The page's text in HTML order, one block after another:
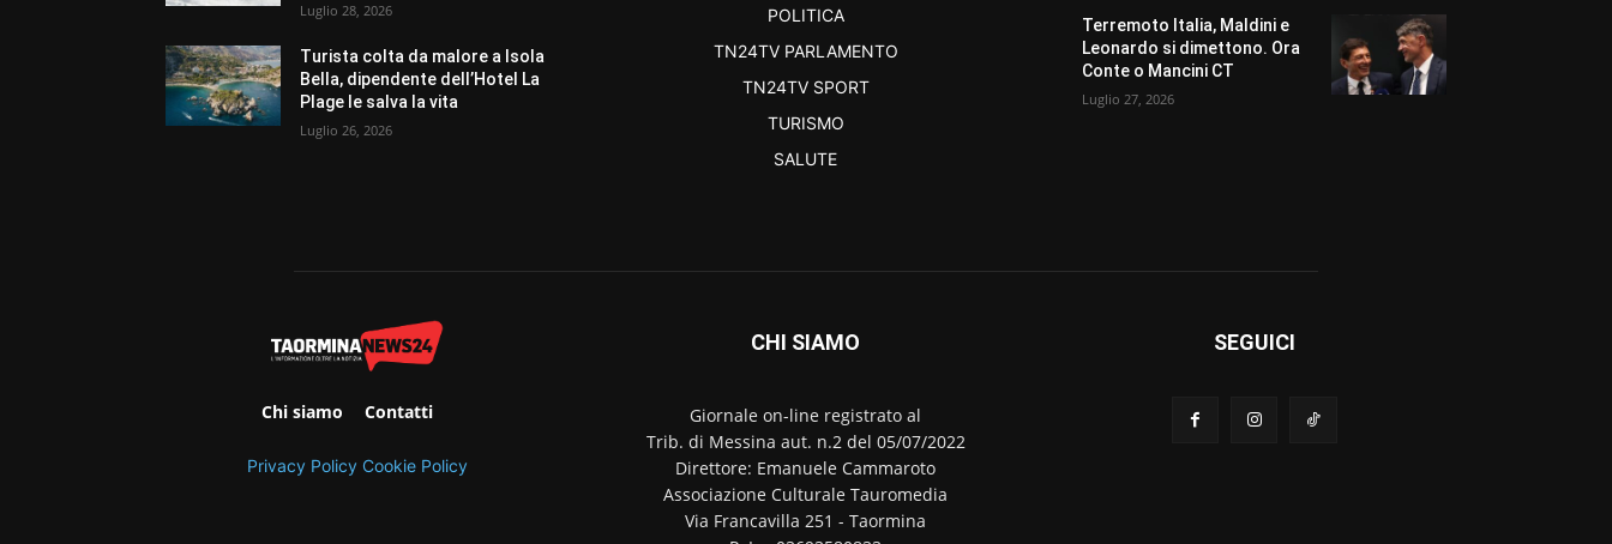
Luglio 28, 2026
Turista colta da malore a Isola
Bella, dipendente dell’Hotel La
Plage le salva la vita
Luglio 26, 2026
POLITICA
TN24TV PARLAMENTO
TN24TV SPORT
TURISMO
SALUTE
Terremoto Italia, Maldini e
Leonardo si dimettono. Ora
Conte o Mancini CT
Luglio 27, 2026
Chi siamo Contatti
Privacy Policy Cookie Policy
CHI SIAMO
Giornale on-line registrato al
Trib. di Messina aut. n.2 del 05/07/2022
Direttore: Emanuele Cammaroto
Associazione Culturale Tauromedia
Via Francavilla 251 - Taormina
SEGUICI